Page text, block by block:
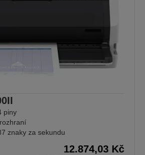
piny
znaky za sekundu
12.874,03 Kč